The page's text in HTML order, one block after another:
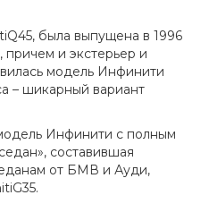
была выпущена в 1996
и экстерьер и
модель Инфинити
– шикарный вариант
Инфинити с полным
составившая
от БМВ и Ауди,